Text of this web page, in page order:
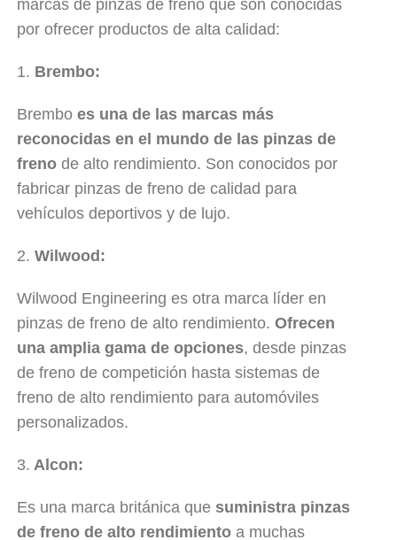
marcas de pinzas de freno que son conocidas
por ofrecer productos de alta calidad:
1. Brembo:
Brembo es una de las marcas más
reconocidas en el mundo de las pinzas de
freno de alto rendimiento. Son conocidos por
fabricar pinzas de freno de calidad para
vehículos deportivos y de lujo.
2. Wilwood:
Wilwood Engineering es otra marca líder en
pinzas de freno de alto rendimiento. Ofrecen
una amplia gama de opciones, desde pinzas
de freno de competición hasta sistemas de
freno de alto rendimiento para automóviles
personalizados.
3. Alcon:
Es una marca británica que suministra pinzas
de freno de alto rendimiento a muchas